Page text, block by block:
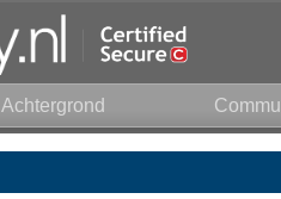
Achtergrond